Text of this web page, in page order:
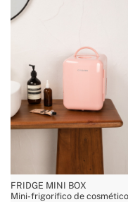
FRIDGE MINI BOX
Mini-frigorífico de